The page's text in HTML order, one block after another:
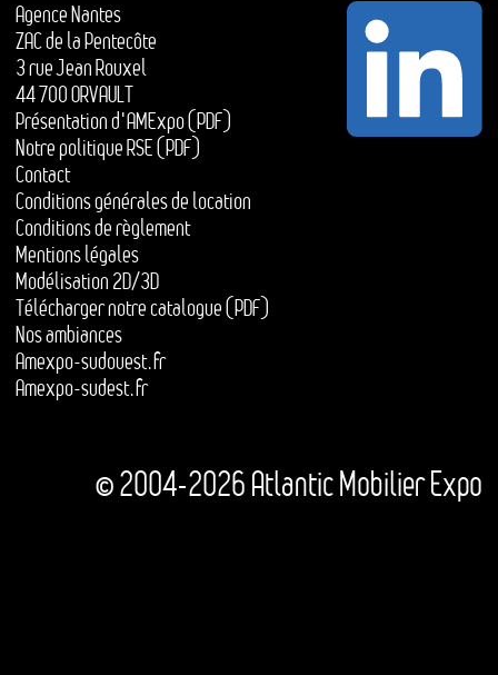
Agence Nantes
ZAC de la Pentecôte
3 rue Jean Rouxel
44 700 ORVAULT
Présentation d'AMExpo (PDF)
Notre politique RSE (PDF)
Contact
Conditions générales de location
Conditions de règlement
Mentions légales
Modélisation 2D/3D
Télécharger notre catalogue (PDF)
Nos ambiances
Amexpo-sudouest.fr
Amexpo-sudest.fr
© 2004-2026 Atlantic Mobilier Expo